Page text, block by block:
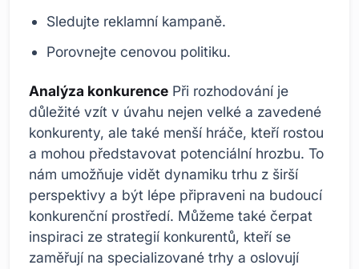
Sledujte reklamní kampaně.
Porovnejte cenovou politiku.
Analýza konkurence Při rozhodování je
důležité vzít v úvahu nejen velké a zavedené
konkurenty, ale také menší hráče, kteří rostou
a mohou představovat potenciální hrozbu. To
nám umožňuje vidět dynamiku trhu z širší
perspektivy a být lépe připraveni na budoucí
konkurenční prostředí. Můžeme také čerpat
inspiraci ze strategií konkurentů, kteří se
zaměřují na specializované trhy a oslovují